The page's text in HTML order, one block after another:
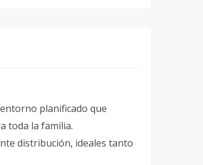
planificado que
toda la familia.
distribución, ideales tanto